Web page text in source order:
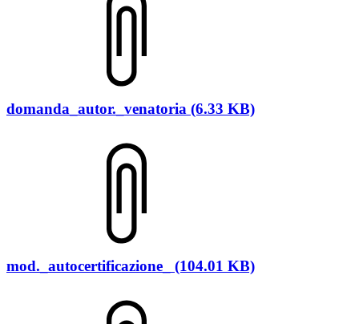
domanda_autor._venatoria (6.33 KB)
mod._autocertificazione_ (104.01 KB)